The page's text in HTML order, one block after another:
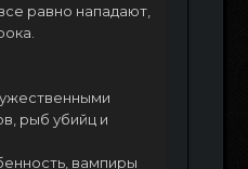
равно нападают,
рыб убийц и
вампиры